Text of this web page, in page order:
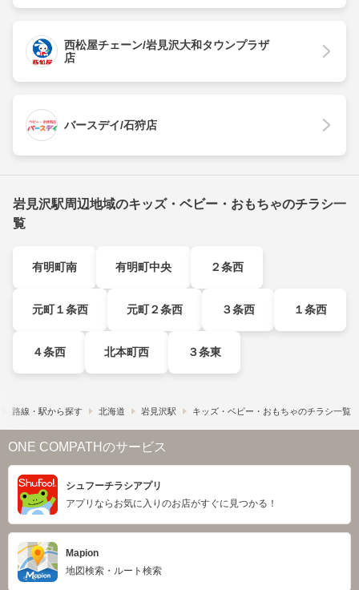
西松屋チェーン/岩見沢大和タウンプラザ
店
バースデイ/石狩店
岩見沢駅周辺地域のキッズ・ベビー・おもちゃのチラシ一
覧
有明町南 有明町中央 ２条西
元町１条西 元町２条西 ３条西 １条西
４条西 北本町西 ３条東
路線・駅から探す 北海道 岩見沢駅 キッズ・ベビー・おもちゃのチラシ一覧
ONE COMPATHのサービス
シュフーチラシアプリ
アプリならお気に入りのお店がすぐに見つかる！
Mapion
地図検索・ルート検索